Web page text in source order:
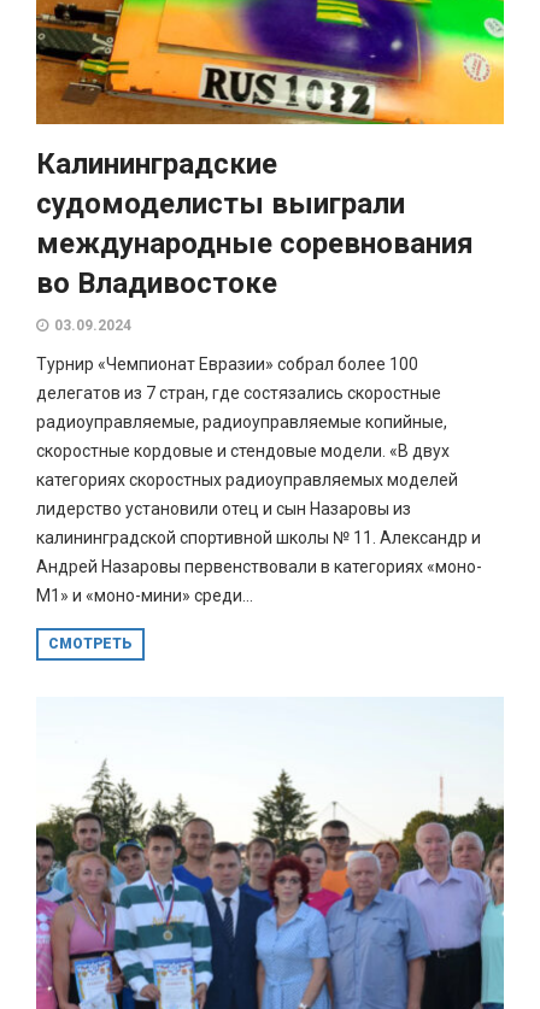
Калининградские
судомоделисты выиграли
международные соревнования
во Владивостоке
03.09.2024
Турнир «Чемпионат Евразии» собрал более 100
делегатов из 7 стран, где состязались скоростные
радиоуправляемые, радиоуправляемые копийные,
скоростные кордовые и стендовые модели. «В двух
категориях скоростных радиоуправляемых моделей
лидерство установили отец и сын Назаровы из
калининградской спортивной школы № 11. Александр и
Андрей Назаровы первенствовали в категориях «моно-
М1» и «моно-мини» среди...
СМОТРЕТЬ